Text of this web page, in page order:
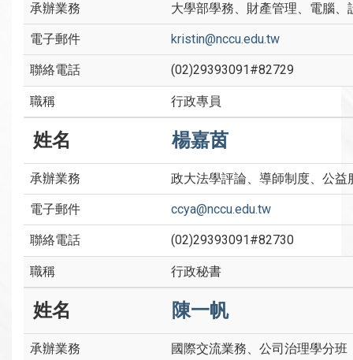
大學部學務、財產管理、電腦、
kristin@nccu.edu.tw
(02)29393091#82729
行政專員
楊嘉茵
政大法學評論、導師制度、公益
ccya@nccu.edu.tw
(02)29393091#82730
行政秘書
陳一帆
國際交流業務、公司治理學分班